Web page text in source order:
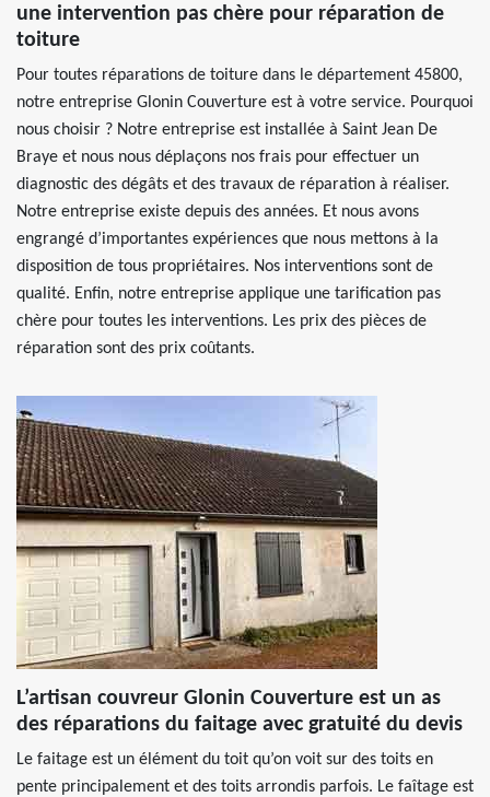
une intervention pas chère pour réparation de
toiture
Pour toutes réparations de toiture dans le département 45800,
notre entreprise Glonin Couverture est à votre service. Pourquoi
nous choisir ? Notre entreprise est installée à Saint Jean De
Braye et nous nous déplaçons nos frais pour effectuer un
diagnostic des dégâts et des travaux de réparation à réaliser.
Notre entreprise existe depuis des années. Et nous avons
engrangé d’importantes expériences que nous mettons à la
disposition de tous propriétaires. Nos interventions sont de
qualité. Enfin, notre entreprise applique une tarification pas
chère pour toutes les interventions. Les prix des pièces de
réparation sont des prix coûtants.
L’artisan couvreur Glonin Couverture est un as
des réparations du faitage avec gratuité du devis
Le faitage est un élément du toit qu’on voit sur des toits en
pente principalement et des toits arrondis parfois. Le faîtage est